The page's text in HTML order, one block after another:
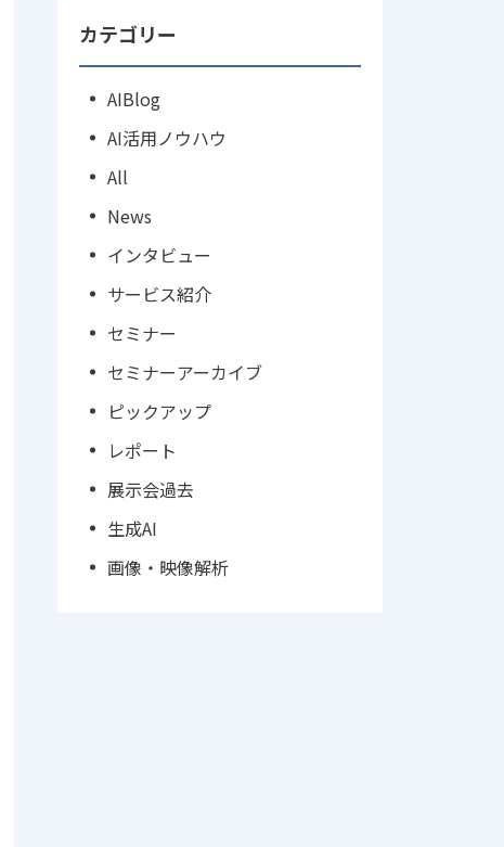
カテゴリー
AIBlog
AI活用ノウハウ
All
News
インタビュー
サービス紹介
セミナー
セミナーアーカイブ
ピックアップ
レポート
展示会過去
生成AI
画像・映像解析